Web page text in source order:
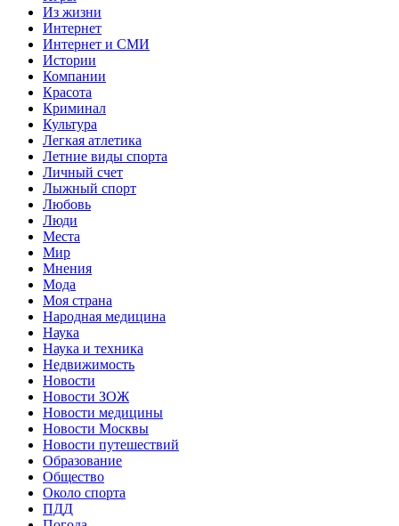
Из жизни
Интернет
Интернет и СМИ
Истории
Компании
Красота
Криминал
Культура
Легкая атлетика
Летние виды спорта
Личный счет
Лыжный спорт
Любовь
Люди
Места
Мир
Мнения
Мода
Моя страна
Народная медицина
Наука
Наука и техника
Недвижимость
Новости
Новости ЗОЖ
Новости медицины
Новости Москвы
Новости путешествий
Образование
Общество
Около спорта
ПДД